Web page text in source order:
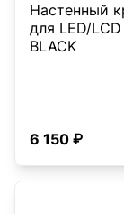
Настенный
для LED/
BLACK
6 150 ₽